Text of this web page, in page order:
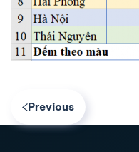
Previous